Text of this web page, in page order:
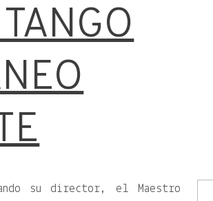
su director, el Maestro